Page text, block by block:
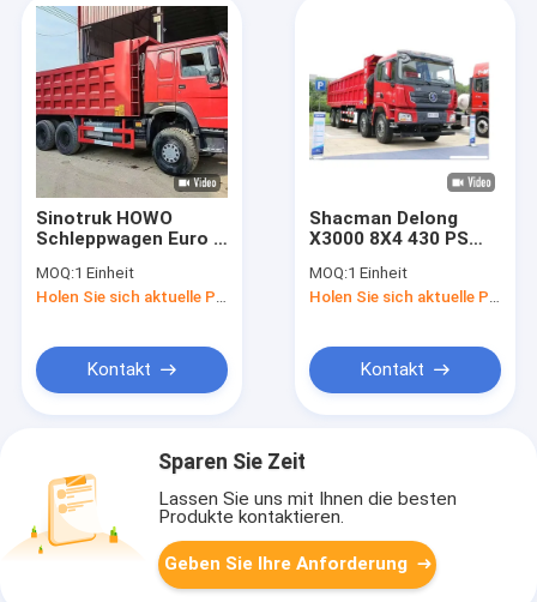
Sinotruk HOWO
Schleppwagen Euro 3
Schleppwagen 40
Tonnen
MOQ:1 Einheit
Kontakt
Shacman Delong
X3000 8X4 430 PS
Schwerlastfahrzeug
Euro 2
MOQ:1 Einheit
Kontakt
Sparen Sie Zeit
Lassen Sie uns mit Ihnen die besten
Produkte kontaktieren.
Geben Sie Ihre Anforderung